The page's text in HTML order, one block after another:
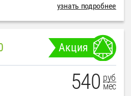
узнать подробнее
Акция
540 руб
мес